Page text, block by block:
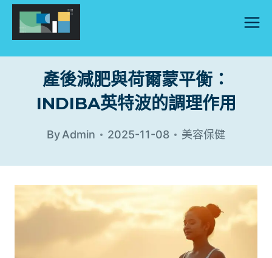
Skip
content
產後減肥與荷爾蒙平衡：
INDIBA英特波的調理作用
ByAdmin 2025-11-08 美容保健